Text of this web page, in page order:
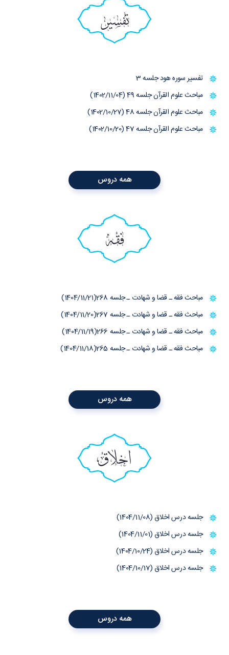
تفسیر
تفسیر سوره هود جلسه 3
مباحث علوم القرآن جلسه 49 (1402/11/04)
مباحث علوم القرآن جلسه 48 (1402/10/27)
مباحث علوم القرآن جلسه 47 (1402/10/20)
همه دروس
فقه
مباحث فقه ـ قضا و شهادت ـ جلسه 268(1404/11/21)
مباحث فقه ـ قضا و شهادت ـ جلسه 267(1404/11/20)
مباحث فقه ـ قضا و شهادت ـ جلسه 266(1404/11/19)
مباحث فقه ـ قضا و شهادت ـ جلسه 265(1404/11/18)
همه دروس
اخلاق
جلسه درس اخلاق (1404/11/08)
جلسه درس اخلاق (1404/11/01)
جلسه درس اخلاق (1404/10/24)
جلسه درس اخلاق (1404/10/17)
همه دروس